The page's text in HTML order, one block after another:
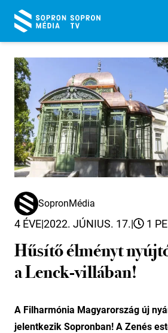
SopronMédia
4 ÉVE|2022. JÚNIUS. 17.| 1
Hűsítő élményt
a Lenck-villában!
A Filharmónia Magyarország új
jelentkezik Sopronban! A Zenés